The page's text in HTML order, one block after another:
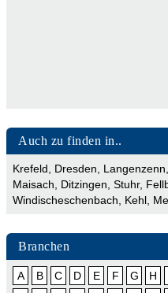
Auch zu finden in..
Krefeld Dresden Langenzenn
Maisach
Ditzingen Stuhr,
Windischeschenbach
Kehl
Branchen
A B C D E F G H